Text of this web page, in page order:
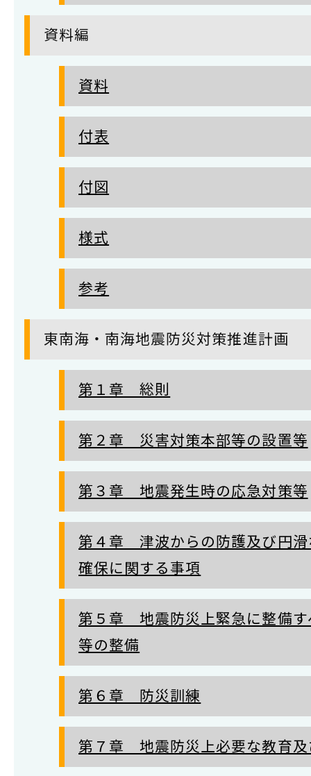
資料編
資料
付表
付図
様式
参考
東南海・南海地震防災対策推進計画
第１章 総則
第２章 災害対策本部等の設置等
第３章 地震発生時の応急対策等
第４章 津波からの防護及び円滑
確保に関する事項
第５章 地震防災上緊急に整備す
等の整備
第６章 防災訓練
第７章 地震防災上必要な教育及